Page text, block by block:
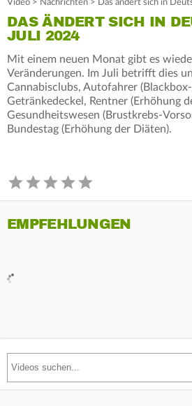
Video > Nachrichten > Das ändert sich in
DAS ÄNDERT SICH IN
JULI 2024
Mit einem neuen Monat gibt es
Veränderungen. Im Juli betrifft dies
Cannabisclubs, Autofahrer
Getränkedeckel, Rentner (Erhöhung
Gesundheitswesen (Brustkrebs-
Bundestag (Erhöhung der Diäten).
EMPFEHLUNGEN